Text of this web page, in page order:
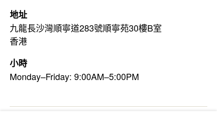
地址
九龍長沙灣順寧道283號順寧苑30樓B室
香港
小時
Monday–Friday: 9:00AM–5:00PM